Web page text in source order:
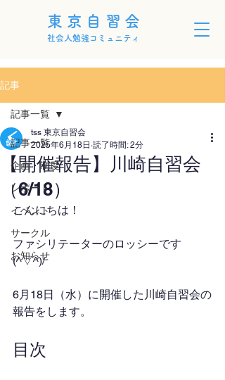
東京自習会
社会人勉強コミュニティ
記事
記事一覧
企画・制度
レポート
イベント
サークル
お知らせ
記事一覧
【開催報告】川崎自習会
（6/18）
tss 東京自習会
2025年6月18日 読了時間: 2分
こんにちは！
ファシリテーターのロッシーです
(^▽^)/
6月18日（水）に開催した川崎自習会の
報告をします。
目次